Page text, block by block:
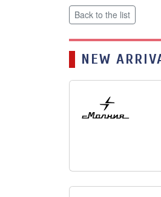
Back to the list
NEW